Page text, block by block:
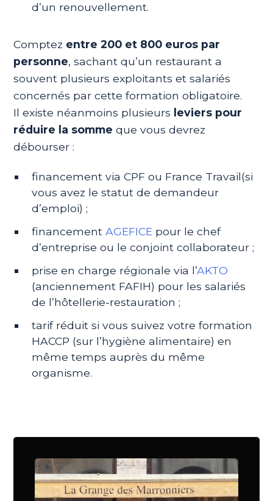
d’un renouvellement.
Comptez entre 200 et 800 euros par
personne, sachant qu’un restaurant a
souvent plusieurs exploitants et salariés
concernés par cette formation obligatoire.
Il existe néanmoins plusieurs leviers pour
réduire la somme que vous devrez
débourser :
financement via CPF ou France Travail(si
vous avez le statut de demandeur
d’emploi) ;
financementAGEFICE pour le chef
d’entreprise ou le conjoint collaborateur ;
prise en charge régionale via l’AKTO
(anciennement FAFIH) pour les salariés
de l’hôtellerie-restauration ;
tarif réduit si vous suivez votre formation
HACCP (sur l’hygiène alimentaire) en
même temps auprès du même
organisme.